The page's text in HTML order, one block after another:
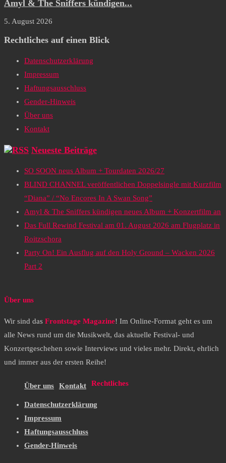
Amyl & The Sniffers kündigen...
5. August 2026
Rechtliches auf einen Blick
Datenschutzerklärung
Impressum
Haftungsausschluss
Gender-Hinweis
Über uns
Kontakt
Neueste Beiträge
SO SOON neus Album + Tourdaten 2026/27
BLIND CHANNEL veröffentlichen Doppelsingle mit Kurzfilm
“Diana” / “No Encores In A Swan Song”
Amyl & The Sniffers kündigen neues Album + Konzertfilm an
Das Full Rewind Festival am 01. August 2026 am Flugplatz in
Roitzschora
Party On! Ein Ausflug auf den Holy Ground – Wacken 2026
Part 2
Über uns
Wir sind das Frontstage Magazine! Im Online-Format geht es um
alle News rund um die Musikwelt, das aktuelle Festival- und
Konzertgeschehen sowie Interviews und vieles mehr. Direkt, ehrlich
und immer aus der ersten Reihe!
Über uns Kontakt Rechtliches
Datenschutzerklärung
Impressum
Haftungsausschluss
Gender-Hinweis